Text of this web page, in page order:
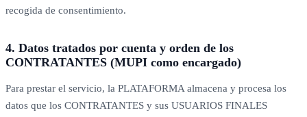
recogida de consentimiento.
4. Datos tratados por cuenta y orden de los
CONTRATANTES (MUPI como encargado)
Para prestar el servicio, la PLATAFORMA almacena y procesa los
datos que los CONTRATANTES y sus USUARIOS FINALES